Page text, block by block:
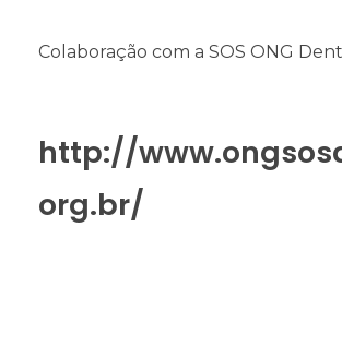
Colaboração com a SOS ONG
http://
org.br/